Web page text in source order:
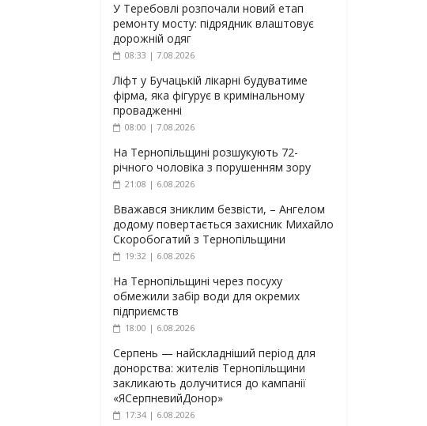
У Теребовлі розпочали новий етап
ремонту мосту: підрядник влаштовує
дорожній одяг
08:33 | 7.08.2026
Ліфт у Бучацькій лікарні будуватиме
фірма, яка фігурує в кримінальному
провадженні
08:00 | 7.08.2026
На Тернопільщині розшукують 72-
річного чоловіка з порушенням зору
21:08 | 6.08.2026
Вважався зниклим безвісти, – Ангелом
додому повертається захисник Михайло
Скоробогатий з Тернопільщини
19:32 | 6.08.2026
На Тернопільщині через посуху
обмежили забір води для окремих
підприємств
18:00 | 6.08.2026
Серпень — найскладніший період для
донорства: жителів Тернопільщини
закликають долучитися до кампанії
«ЯСерпневийДонор»
17:34 | 6.08.2026